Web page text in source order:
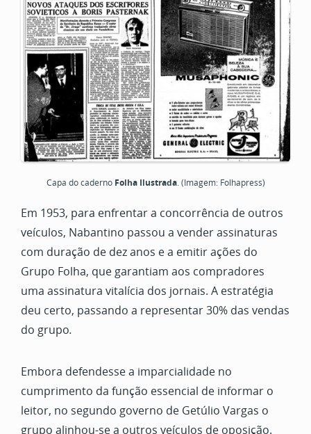
Capa do caderno Folha Ilustrada. (Imagem: Folhapress)
Em 1953, para enfrentar a concorrência de outros
veículos, Nabantino passou a vender assinaturas
com duração de dez anos e a emitir ações do
Grupo Folha, que garantiam aos compradores
uma assinatura vitalícia dos jornais. A estratégia
deu certo, passando a representar 30% das vendas
do grupo.
Embora defendesse a imparcialidade no
cumprimento da função essencial de informar o
leitor, no segundo governo de Getúlio Vargas o
grupo alinhou-se a outros veículos de oposição.